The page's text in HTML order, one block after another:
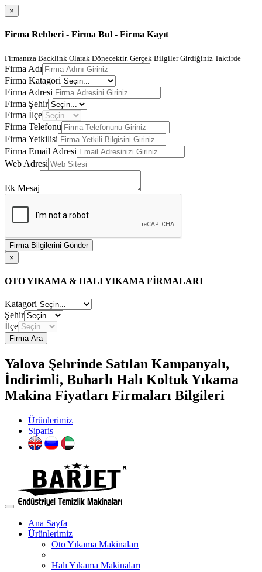
×
Firma Rehberi - Firma Bul - Firma Kayıt
Firmanıza Backlink Olarak Dönecektir. Gerçek Bilgiler Girdiğiniz Taktirde
Firma Adı
Firma Katagori
Firma Adresi
Firma Şehir
Firma İlçe
Firma Telefonu
Firma Yetkilisi
Firma Email Adresi
Web Adresi
Ek Mesaj
Firma Bilgilerini Gönder
×
OTO YIKAMA & HALI YIKAMA FİRMALARI
Katagori
Şehir
İlçe
Firma Ara
Yalova Şehrinde Satılan Kampanyalı,
İndirimli, Buharlı Halı Koltuk Yıkama
Makina Fiyatları Firmaları Bilgileri
Ürünlerimiz
Siparis
Ana Sayfa
Ürünlerimiz
Oto Yıkama Makinaları
Halı Yıkama Makinaları